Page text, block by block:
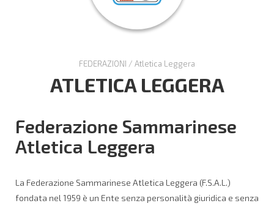
FEDERAZIONI / Atletica Leggera
ATLETICA LEGGERA
Federazione Sammarinese
Atletica Leggera
La Federazione Sammarinese Atletica Leggera (F.S.A.L.)
fondata nel 1959 è un Ente senza personalità giuridica e senza